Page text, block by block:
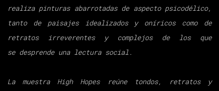
realiza pinturas abarrotadas de aspecto psicodélico,
tanto de paisajes idealizados y oníricos como de
retratos irreverentes y complejos de los que
se desprende una lectura social.
La muestra High Hopes reúne tondos, retratos y